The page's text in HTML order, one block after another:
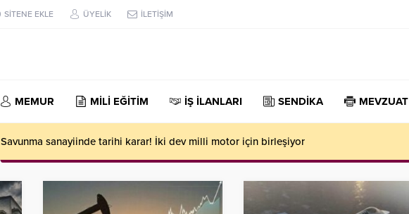
SİTENE EKLE ÜYELİK İLETİŞİM
MEMUR MİLİ EĞİTİM İŞ İLANLARI SENDİKA MEVZUAT
ABD’de tarım dışı istihdam temmuzda beklentilerin aksine geriledi